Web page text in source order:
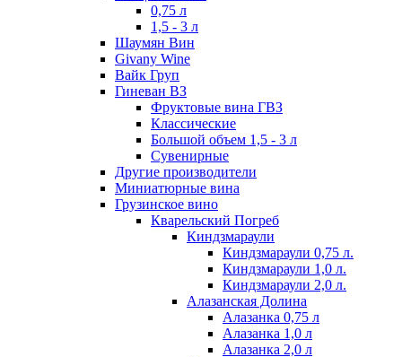
0,75 л
1,5 - 3 л
Шаумян Вин
Givany Wine
Вайк Груп
Гиневан ВЗ
Фруктовые вина ГВЗ
Классические
Большой объем 1,5 - 3 л
Сувенирные
Другие производители
Миниатюрные вина
Грузинское вино
Кварельский Погреб
Киндзмараули
Киндзмараули 0,75 л.
Киндзмараули 1,0 л.
Киндзмараули 2,0 л.
Алазанская Долина
Алазанка 0,75 л
Алазанка 1,0 л
Алазанка 2,0 л